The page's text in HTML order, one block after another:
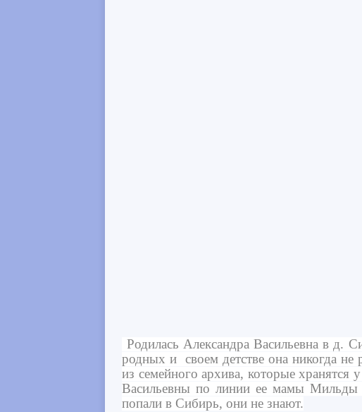
Родилась Александра Васильевна в д.
родных и своем детстве она никогда не
из семейного архива, которые
Васильевны по линии ее мамы Мильды
попали в Сибирь, они не знают.